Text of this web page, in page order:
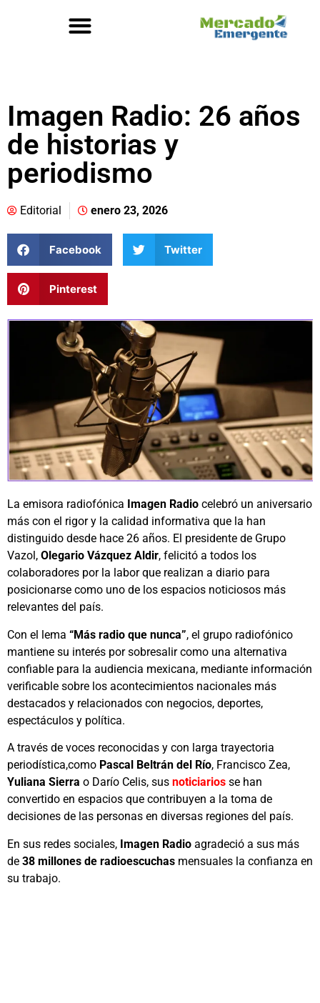
Imagen Radio: 26 años
de historias y
periodismo
Editorial enero 23, 2026
Facebook Twitter
Pinterest
La emisora radiofónica Imagen Radio celebró un aniversario
más con el rigor y la calidad informativa que la han
distinguido desde hace 26 años. El presidente de Grupo
Vazol, Olegario Vázquez Aldir, felicitó a todos los
colaboradores por la labor que realizan a diario para
posicionarse como uno de los espacios noticiosos más
relevantes del país.
Con el lema “Más radio que nunca”, el grupo radiofónico
mantiene su interés por sobresalir como una alternativa
confiable para la audiencia mexicana, mediante información
verificable sobre los acontecimientos nacionales más
destacados y relacionados con negocios, deportes,
espectáculos y política.
A través de voces reconocidas y con larga trayectoria
periodística,como Pascal Beltrán del Río, Francisco Zea,
Yuliana Sierra o Darío Celis, sus noticiarios se han
convertido en espacios que contribuyen a la toma de
decisiones de las personas en diversas regiones del país.
En sus redes sociales, Imagen Radio agradeció a sus más
de 38 millones de radioescuchas mensuales la confianza en
su trabajo.